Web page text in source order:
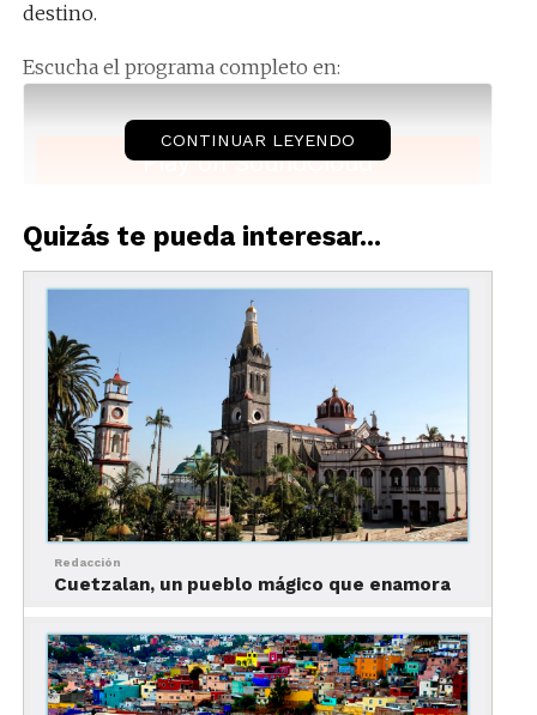
destino.
Escucha el programa completo en:
1. Qué hacer en Puerto
Vallarta –
Recorrer el
malecón
CONTINUAR LEYENDO
Quizás te pueda interesar...
Redacción
Cuetzalan, un pueblo mágico que enamora